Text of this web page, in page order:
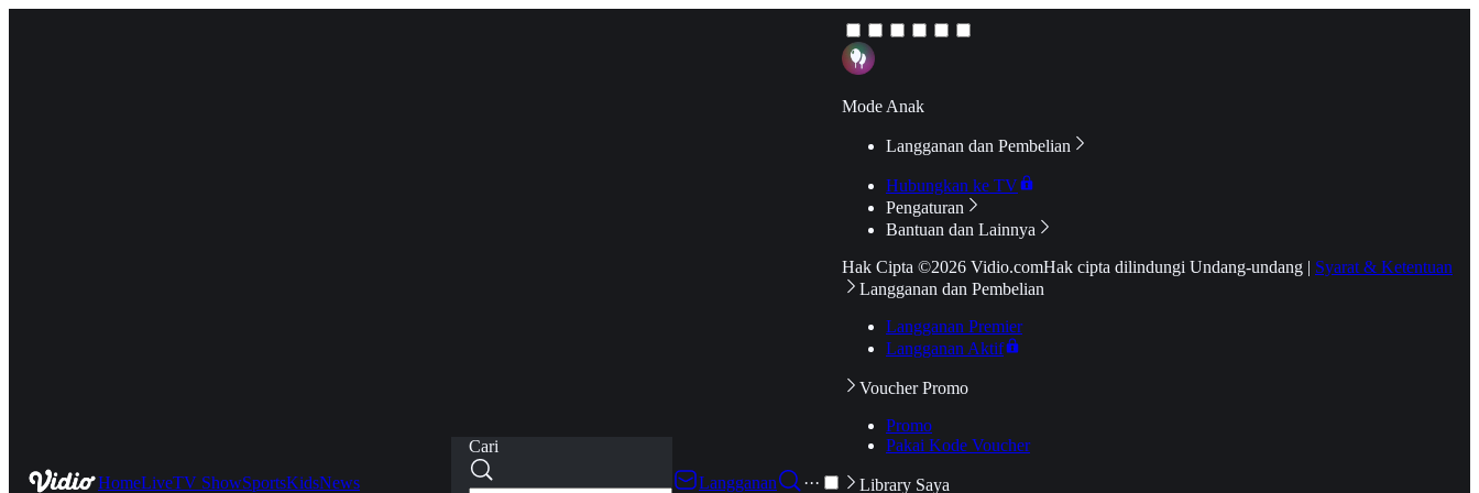
HomeLiveTV ShowSportsKidsNews
Cari
Langganan
···
Mode Anak
Langganan dan Pembelian
Hubungkan ke TV
Pengaturan
Bantuan dan Lainnya
Hak Cipta ©2026 Vidio.comHak cipta dilindungi Undang-undang | Syarat & Ketentuan
Langganan dan Pembelian
Langganan Premier
Langganan Aktif
Voucher Promo
Promo
Pakai Kode Voucher
Library Saya